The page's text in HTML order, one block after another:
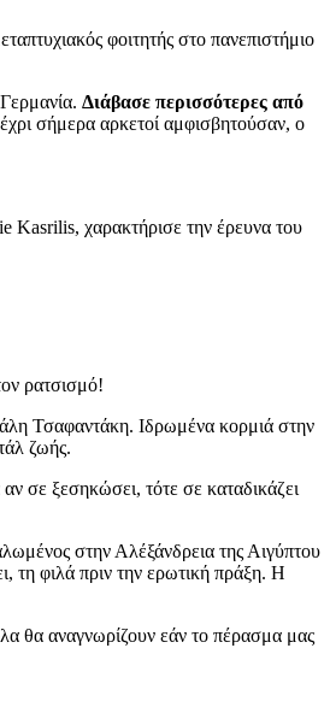
φοιτητής στο πανεπιστήμιο
Διάβασε περισσότερες από
σήμερα αρκετοί αμφισβητούσαν, ο
Kasrilis, χαρακτήρισε την έρευνα του
ρατσισμό!
Τσαφαντάκη. Ιδρωμένα κορμιά στην
ζωής.
σε ξεσηκώσει, τότε σε καταδικάζει
στην Αλέξάνδρεια της Αιγύπτου
τη φιλά πριν την ερωτική πράξη. Η
θα αναγνωρίζουν εάν το πέρασμα μας